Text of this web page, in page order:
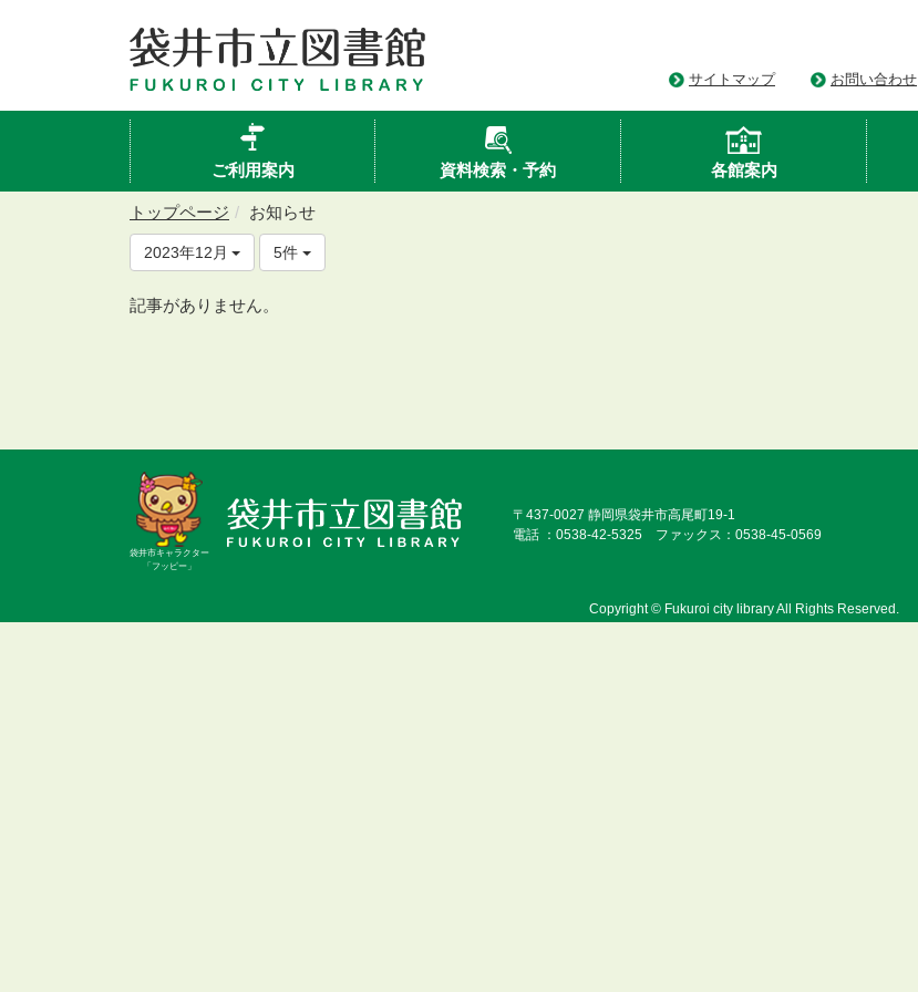
サイトマップ お問い合わせ
ご利用案内 資料検索・予約 各館案内
トップページ お知らせ
2023年12月 5件
記事がありません。
袋井市キャラクター
「フッピー」
〒437-0027 静岡県袋井市高尾町19-1
電話 ：0538-42-5325 ファックス：0538-45-0569
Copyright © Fukuroi city library All Rights Reserved.